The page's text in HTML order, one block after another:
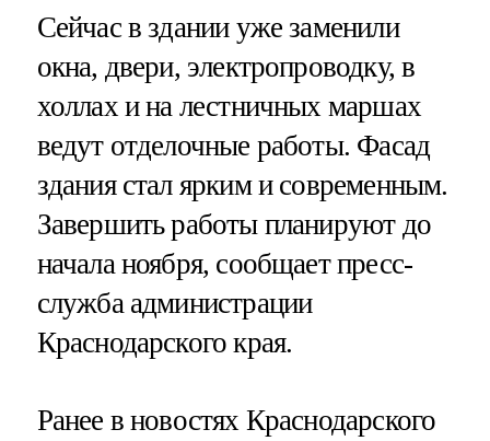
Сейчас в здании уже заменили
окна, двери, электропроводку, в
холлах и на лестничных маршах
ведут отделочные работы. Фасад
здания стал ярким и современным.
Завершить работы планируют до
начала ноября, сообщает пресс-
служба администрации
Краснодарского края.
Ранее в новостях Краснодарского